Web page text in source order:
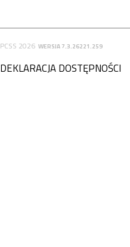
PCSS 2026 WERSJA 7.3.26221.259
DEKLARACJA DOSTĘPNOŚCI